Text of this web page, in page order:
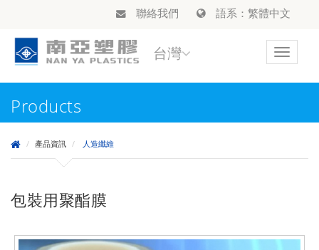
聯絡我們 語系：繁體中文
Toggle
台灣
Products
產品資訊 人造纖維
包裝用聚酯膜